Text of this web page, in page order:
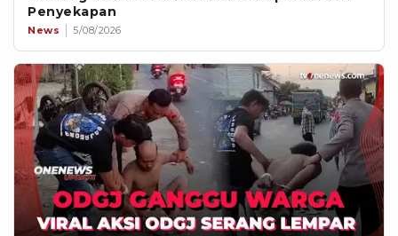
Penyekapan
News 5/08/2026